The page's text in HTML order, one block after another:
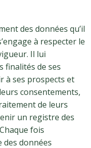
des données qu’il
à respecter le
Il lui
finalités de ses
à ses prospects et
consentements,
de leurs
un registre des
fois
données